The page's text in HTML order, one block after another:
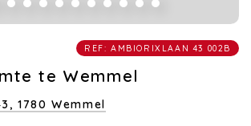
REF: AMBIORIXLAAN 43 002B
te Wemmel
1780 Wemmel